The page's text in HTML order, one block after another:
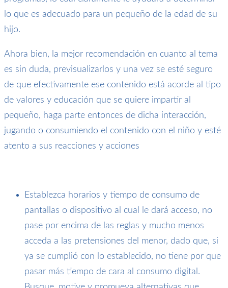
lo que es adecuado para un pequeño de la edad de su
hijo.
Ahora bien, la mejor recomendación en cuanto al tema
es sin duda, previsualizarlos y una vez se esté seguro
de que efectivamente ese contenido está acorde al tipo
de valores y educación que se quiere impartir al
pequeño, haga parte entonces de dicha interacción,
jugando o consumiendo el contenido con el niño y esté
atento a sus reacciones y acciones
Establezca horarios y tiempo de consumo de
pantallas o dispositivo al cual le dará acceso, no
pase por encima de las reglas y mucho menos
acceda a las pretensiones del menor, dado que, si
ya se cumplió con lo establecido, no tiene por que
pasar más tiempo de cara al consumo digital.